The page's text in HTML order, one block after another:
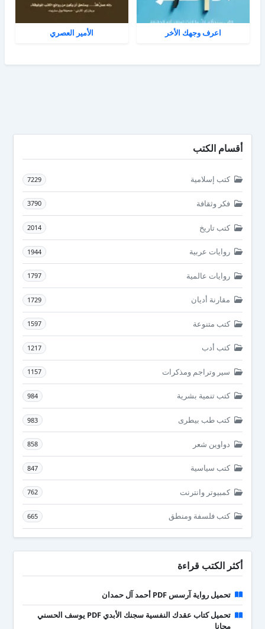
اعرف وجهك الأخر الأمير العصري
أقسام الكتب
كتب إسلامية 7229
فكر وثقافة 3790
كتب تاريخ 2014
روايات عربية 1944
روايات عالمية 1797
مقارنة أديان 1729
كتب متنوعة 1597
كتب أدب 1217
سير وتراجم ومذكرات 1157
كتب تنمية بشرية 984
كتب طب بيطرى 983
دواوين شعر 858
كتب سياسية 847
كمبيوتر وانترنت 762
كتب فلسفة ومنطق 665
أكثر الكتب قراءة
تحميل رواية آرسس PDF أحمد آل حمدان
تحميل كتاب عقدك النفسية سجنك الأبدي PDF يوسف الحسني
مجانا